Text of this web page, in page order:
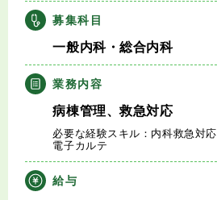
医師の求人・転職Q&A
知りたい・聞きたい
転職成功事例
医師の転職マニュアル
データで見る医師の平均年収
募集科目
一般内科・総合内科
業務内容
病棟管理、救急対応
必要な経験スキル：内科救急対応
電子カルテ
給与